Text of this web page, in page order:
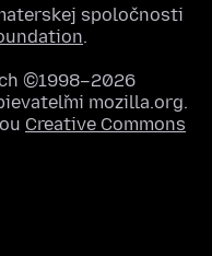
spoločnosti
.
©1998–2026
mozilla.org.
Creative Commons